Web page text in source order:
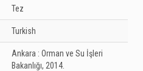
Tez
Turkish
Ankara : Orman ve Su İşleri
Bakanlığı, 2014.